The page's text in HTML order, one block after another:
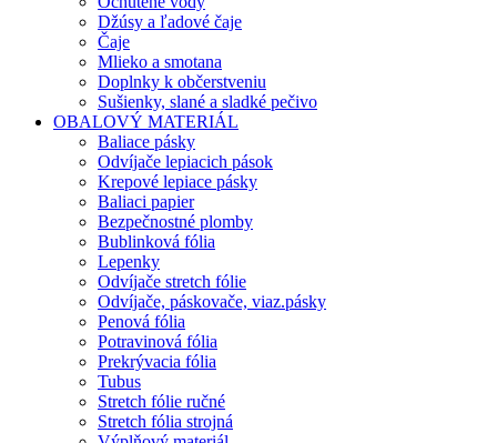
Džúsy a ľadové čaje
Čaje
Mlieko a smotana
Doplnky k občerstveniu
Sušienky, slané a sladké pečivo
OBALOVÝ MATERIÁL
Baliace pásky
Odvíjače lepiacich pások
Krepové lepiace pásky
Baliaci papier
Bezpečnostné plomby
Bublinková fólia
Lepenky
Odvíjače stretch fólie
Odvíjače, páskovače, viaz.pásky
Penová fólia
Potravinová fólia
Prekrývacia fólia
Tubus
Stretch fólie ručné
Stretch fólia strojná